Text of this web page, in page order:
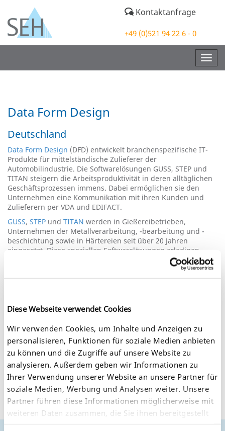
Diese Webseite verwendet Cookies
Wir verwenden Cookies, um Inhalte und Anzeigen zu
personalisieren, Funktionen für soziale Medien anbieten
zu können und die Zugriffe auf unsere Website zu
analysieren. Außerdem geben wir Informationen zu
Ihrer Verwendung unserer Website an unsere Partner für
soziale Medien, Werbung und Analysen weiter. Unsere
Partner führen diese Informationen möglicherweise mit
weiteren Daten zusammen, die Sie ihnen bereitgestellt
haben oder die sie im Rahmen Ihrer Nutzung der
Kontaktanfrage
+49 (0)521 94 22 6 - 0
Data Form Design
Deutschland
Data Form Design (DFD) entwickelt branchenspezifische IT-
Produkte für mittelständische Zulieferer der
Automobilindustrie. Die Softwarelösungen GUSS, STEP und
TITAN steigern die Arbeitsproduktivität in deren alltäglichen
Geschäftsprozessen immens. Dabei ermöglichen sie den
Unternehmen eine Kommunikation mit ihren Kunden und
Zulieferern per VDA und EDIFACT.
GUSS, STEP und TITAN werden in Gießereibetrieben,
Unternehmen der Metallverarbeitung, -bearbeitung und -
beschichtung sowie in Härtereien seit über 20 Jahren
eingesetzt. Diese speziellen Softwarelösungen erledigen
alltägliche Aufgaben von der Anfrage und dem Angebot,
über den Arbeits- und QS-Auftrag bis hin zur Lieferung,
Fakturierung und zum Controlling. Dabei entstehen aus
DFD setzt neuerdings den myUTN 80 Dongleserver mit seinen
die GUSS-, STEP-oder TITAN-Lizenzen über einen USB
Deviceserver nutzen möchten, eine komfortable und sichere
Lösung an.